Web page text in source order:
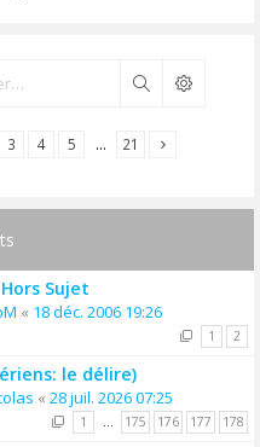
Rechercher
3 4 5 … 21
Sujet
« 18 déc. 2006 19:26
1 2
le délire)
« 28 juil. 2026 07:25
1 … 175 176 177 178